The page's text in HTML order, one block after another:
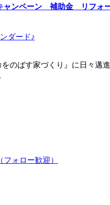
ダード♪
のばす家づくり』に日々邁
ォロー歓迎）